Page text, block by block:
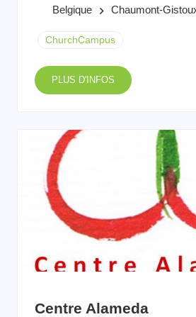
Belgique keyboard_arrow_right Chaumont-
ChurchCampus
PLUS D'INFOS
Centre Alameda